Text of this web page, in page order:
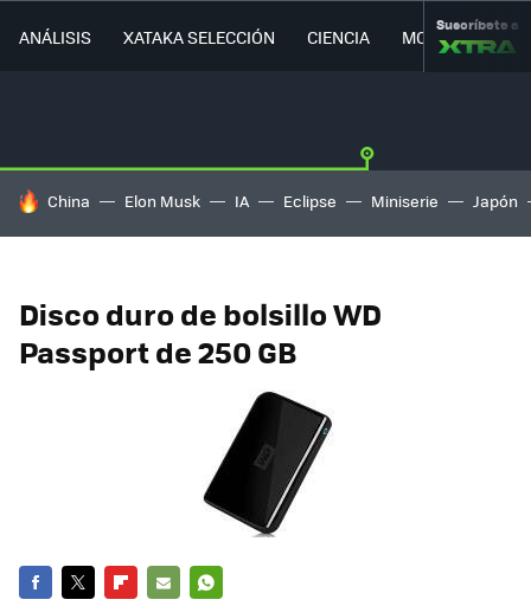
ANÁLISIS XATAKA SELECCIÓN CIENCIA MOVILIDAD
Suscríbete a
HOY SE HABLA DE
China Elon Musk IA Eclipse Miniserie Japón
Disco duro de bolsillo WD
Passport de 250 GB